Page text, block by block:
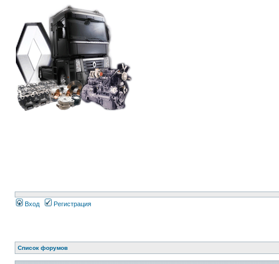
Вход Регистрация
Список форумов